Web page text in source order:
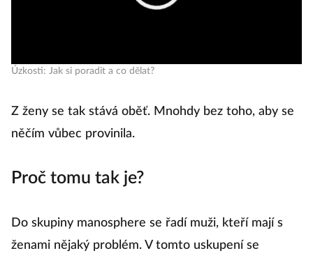
Úzkosti: Jak si poradit a co dělat?
Z ženy se tak stává oběť. Mnohdy bez toho, aby se
něčím vůbec provinila.
Proč tomu tak je?
Do skupiny manosphere se řadí muži, kteří mají s
ženami nějaký problém. V tomto uskupení se